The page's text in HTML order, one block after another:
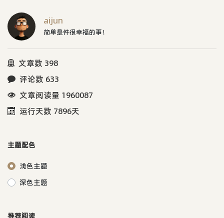
aijun
简单是件很幸福的事！
文章数 398
评论数 633
文章阅读量 1960087
运行天数 7896天
主题配色
浅色主题
深色主题
推荐阅读